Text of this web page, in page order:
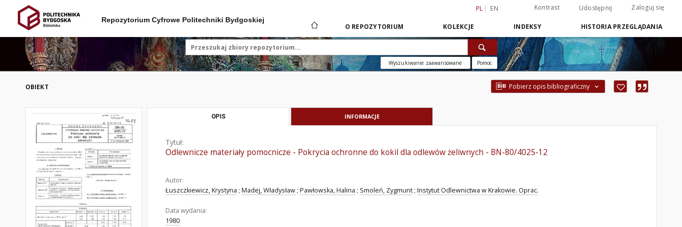
PL EN Kontrast Udostępnij Zaloguj się
Repozytorium Cyfrowe Politechniki Bydgoskiej
O REPOZYTORIUM KOLEKCJE INDEKSY HISTORIA PRZEGLĄDANIA
Wyszukiwanie zaawansowane Pomoc
OBIEKT Pobierz opis bibliograficzny
OPIS INFORMACJE
Tytuł:
Odlewnicze materiały pomocnicze - Pokrycia ochronne do kokil dla odlewów żeliwnych - BN-80/4025-12
Autor:
Łuszczkiewicz, Krystyna ; Madej, Władysław ; Pawłowska, Halina ; Smoleń, Zygmunt ; Instytut Odlewnictwa w Krakowie. Oprac.
Data wydania:
1980